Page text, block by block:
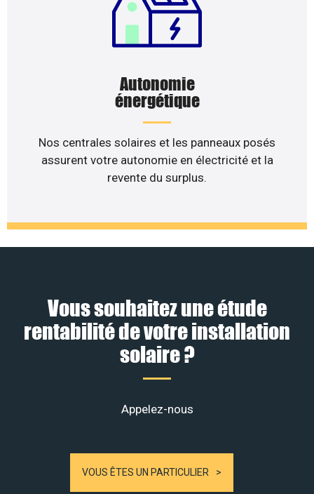
Autonomie
énergétique
Nos centrales solaires et les panneaux posés
assurent votre autonomie en électricité et la
revente du surplus.
Vous souhaitez une étude
rentabilité de votre installation
solaire ?
Appelez-nous
VOUS ÊTES UN PARTICULIER